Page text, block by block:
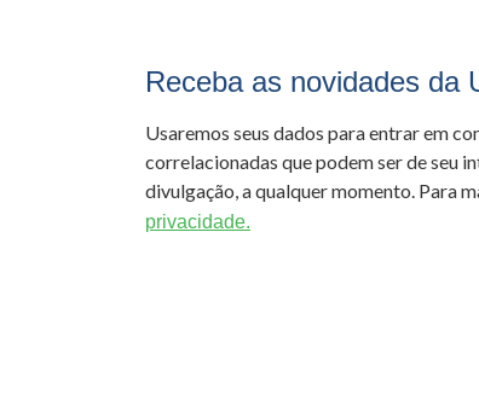
Receba as novidades da
Usaremos seus dados para entrar em
correlacionadas que podem ser de seu
divulgação, a qualquer momento. Para
privacidade.